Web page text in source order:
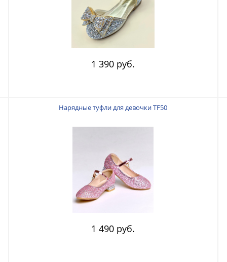
1 390 руб.
Нарядные туфли для девочки TF50
1 490 руб.